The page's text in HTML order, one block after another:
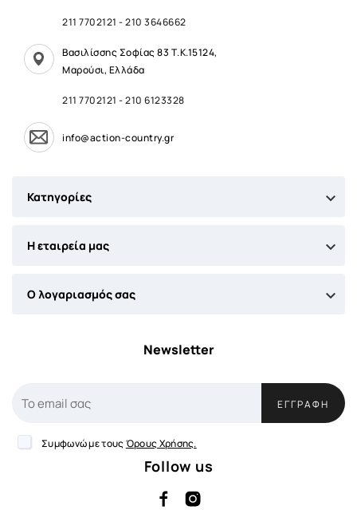
211 7702121 -210 3646662
Βασιλίσσης Σοφίας 83 Τ.Κ.15124,
Μαρούσι, Ελλάδα
211 7702121 -210 6123328
info@action-country.gr
Κατηγορίες 
Η εταιρεία μας 
Ο λογαριασμός σας 
Newsletter
ΕΓΓΡΑΦΉ
Συμφωνώ με τους Όρους Χρήσης.
Follow us